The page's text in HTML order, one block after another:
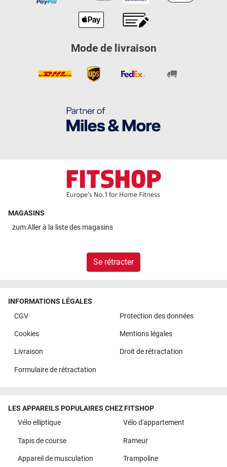
Mode de livraison
MAGASINS
zumAller à la liste des magasins
Se rétracter
INFORMATIONS LÉGALES
CGV
Protection des données
Cookies Mentions légales
Livraison Droit de rétractation
Formulaire de rétractation
LES APPAREILS POPULAIRES CHEZ FITSHOP
Vélo elliptique
Vélo d'appartement
Tapis de course Rameur
Appareil de musculation Trampoline